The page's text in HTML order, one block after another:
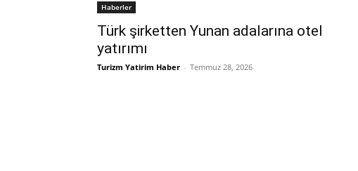
Haberler
Türk şirketten Yunan adalarına otel
yatırımı
Turizm Yatirim Haber - Temmuz 28, 2026